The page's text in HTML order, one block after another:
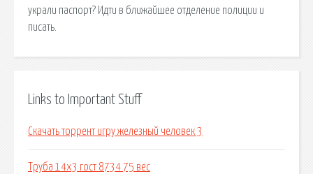
украли паспорт? Идти в ближайшее отделение полиции и
писать.
Links to Important Stuff
Скачать торрент игру железный человек 3
Труба 14х3 гост 8734 75 вес